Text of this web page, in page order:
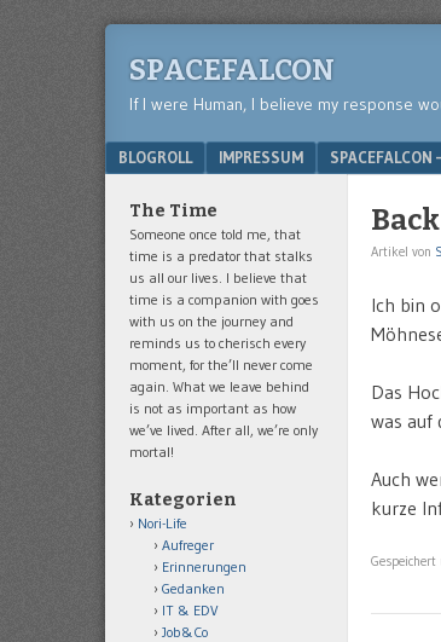
SPACEFALCON
If I were Human, I believe my response
Menu
SKIP TO CONTENT
BLOGROLL IMPRESSUM SPACEFALCON
Artikel von
Ich bin
Das
was auf
Auch
kurze
The Time
Someone once told me, that
time is a predator that stalks
us all our lives. I believe that
time is a companion with goes
with us on the journey and
reminds us to cherisch every
moment, for the’ll never come
again. What we leave behind
is not as important as how
we’ve lived. After all, we’re only
mortal!
Kategorien
Nori-Life
Aufreger
Erinnerungen
Gedanken
IT & EDV
Job&Co